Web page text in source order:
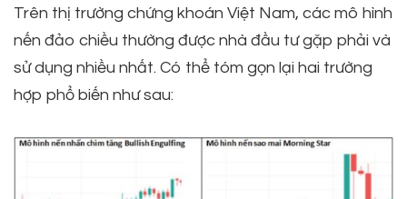
Trên thị trường chứng khoán Việt Nam, các mô hình
nến đảo chiều thường được nhà đầu tư gặp phải và
sử dụng nhiều nhất. Có thể tóm gọn lại hai trường
hợp phổ biến như sau: